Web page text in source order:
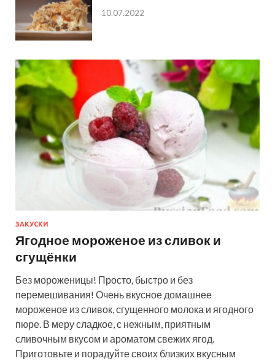
10.07.2022
ЗАКУСКИ
Ягодное мороженое из сливок и
сгущёнки
Без мороженицы! Просто, быстро и без
перемешивания! Очень вкусное домашнее
мороженое из сливок, сгущенного молока и ягодного
пюре. В меру сладкое, с нежным, приятным
сливочным вкусом и ароматом свежих ягод.
Приготовьте и порадуйте своих близких вкусным